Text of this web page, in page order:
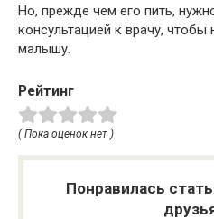
Но, прежде чем его пить,
консультацией к врачу, чтобы
малышу.
Рейтинг
( Пока оценок нет )
Понравилась